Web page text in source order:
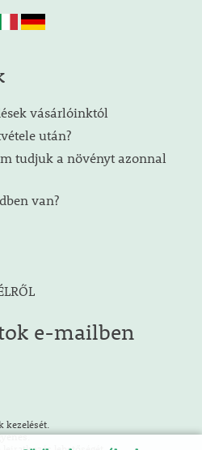
vásárlóinktól
után?
tudjuk a növényt azonnal
van?
e-mailben
kezelését.